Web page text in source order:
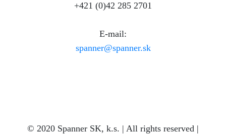
+421 (0)42 285 2701
E-mail:
spanner@spanner.sk
© 2020 Spanner SK, k.s. | All rights reserved |